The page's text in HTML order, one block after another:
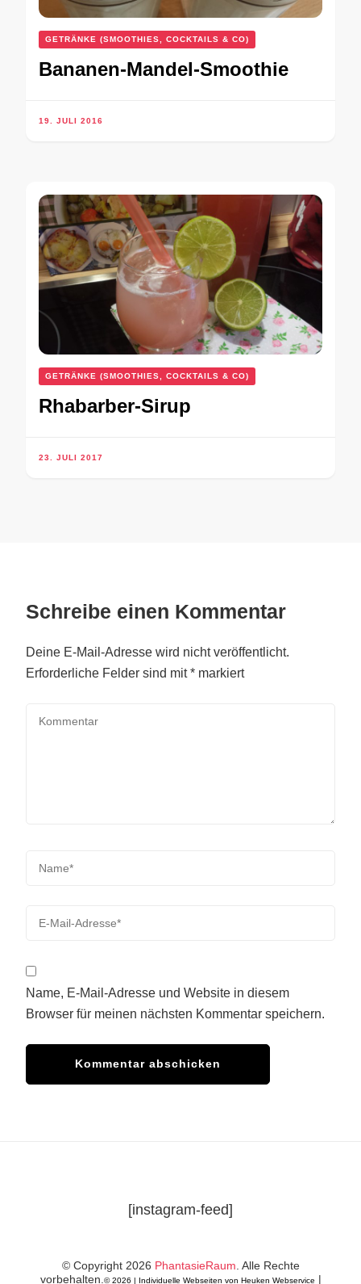
GETRÄNKE (SMOOTHIES, COCKTAILS & CO)
Bananen-Mandel-Smoothie
19. JULI 2016
GETRÄNKE (SMOOTHIES, COCKTAILS & CO)
Rhabarber-Sirup
23. JULI 2017
Schreibe einen Kommentar
Deine E-Mail-Adresse wird nicht veröffentlicht.
Erforderliche Felder sind mit* markiert
Name, E-Mail-Adresse und Website in diesem
Browser für meinen nächsten Kommentar speichern.
[instagram-feed]
© Copyright 2026 PhantasieRaum . Alle Rechte
vorbehalten. © 2026 | Individuelle Webseiten von Heuken Webservice |